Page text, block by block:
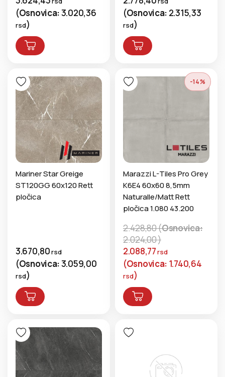
(Osnovica:3.020,36
rsd)
(Osnovica: 2.315,33
rsd)
Mariner Star Greige
ST120GG 60x120 Rett
pločica
3.670,80rsd
(Osnovica:3.059,00
rsd)
-14%
Marazzi L-Tiles Pro Grey
K6E4 60x60 8,5mm
Naturalle/Matt Rett
pločica 1.080 43.200
2.428,80(Osnovica:
2.024,00)
2.088,77rsd
(Osnovica: 1.740,64
rsd)